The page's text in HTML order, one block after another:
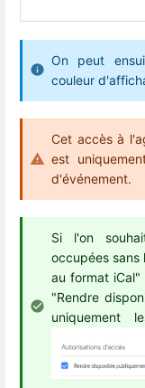
On peut
couleur
Cet accès à
est
d'événement.
Si l'on
occupées sans
au format iCal"
"Rendre
uniquement